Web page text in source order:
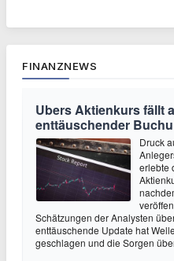
FINANZNEWS
Ubers Aktienkurs fällt
enttäuschender
Druck
erlebte
Schätzungen der Analysten
enttäuschende Update hat
geschlagen und die Sorgen